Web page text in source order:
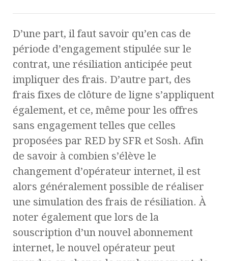
D’une part, il faut savoir qu’en cas de
période d’engagement stipulée sur le
contrat, une résiliation anticipée peut
impliquer des frais. D’autre part, des
frais fixes de clôture de ligne s’appliquent
également, et ce, même pour les offres
sans engagement telles que celles
proposées par RED by SFR et Sosh. Afin
de savoir à combien s’élève le
changement d’opérateur internet, il est
alors généralement possible de réaliser
une simulation des frais de résiliation. À
noter également que lors de la
souscription d’un nouvel abonnement
internet, le nouvel opérateur peut